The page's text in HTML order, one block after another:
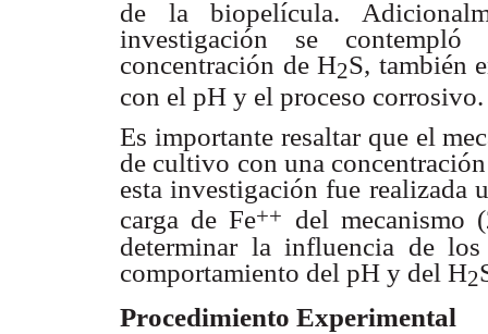
de labiopelícula.
investigación se
concentración de H2S, también
con el pH y el proceso
Es importante resaltar que el
de cultivo con una
esta investigación fue realizada
carga de Fe++
del mecanismo
determinar la influencia de
comportamiento del pH y del H2
Procedimiento Experimental